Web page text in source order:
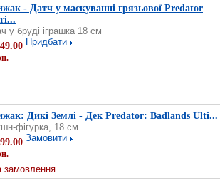
- Датч у маскуванні грязьової Predator
у бруді іграшка 18 см
Придбати
Дикі Землі - Дек Predator: Badlands Ulti...
фігурка, 18 см
Замовити
замовлення